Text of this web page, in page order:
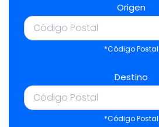
Origen
*Código Postal
Destino
*Código Postal